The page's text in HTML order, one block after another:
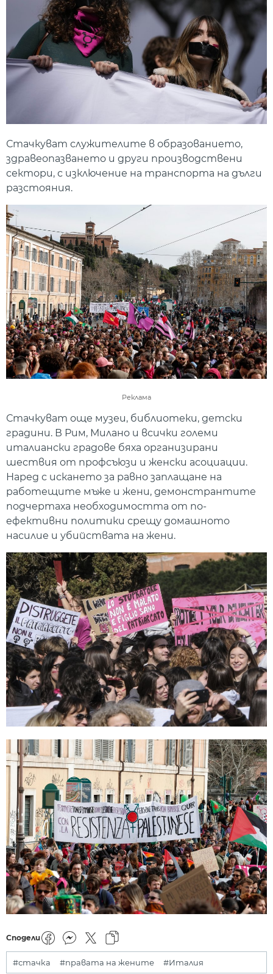
Стачкуват служителите в образованието,
здравеопазването и други производствени
сектори, с изключение на транспорта на дълги
разстояния.
Реклама
Стачкуват още музеи, библиотеки, детски
градини. В Рим, Милано и всички големи
италиански градове бяха организирани
шествия от профсъюзи и женски асоциации.
Наред с искането за равно заплащане на
работещите мъже и жени, демонстрантите
подчертаха необходимостта от по-
ефективни политики срещу домашното
насилие и убийствата на жени.
Сподели
#стачка #правата на жените #Италия